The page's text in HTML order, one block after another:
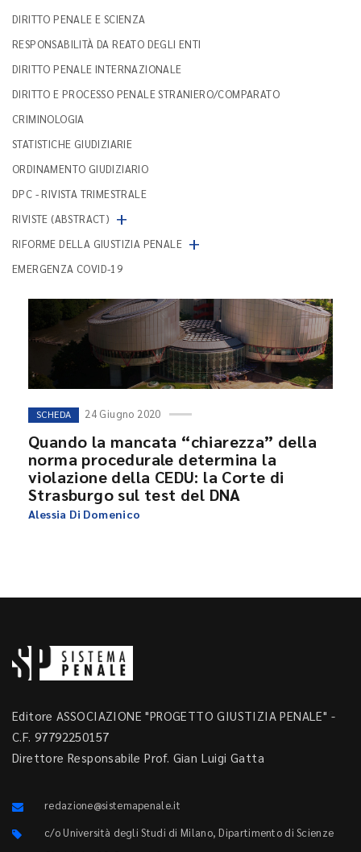
DIRITTO PENALE E SCIENZA
RESPONSABILITÀ DA REATO DEGLI ENTI
DIRITTO PENALE INTERNAZIONALE
DIRITTO E PROCESSO PENALE STRANIERO/COMPARATO
CRIMINOLOGIA
STATISTICHE GIUDIZIARIE
ORDINAMENTO GIUDIZIARIO
DPC - RIVISTA TRIMESTRALE
RIVISTE (ABSTRACT) +
RIFORME DELLA GIUSTIZIA PENALE +
EMERGENZA COVID-19
SCHEDA 24 Giugno 2020
Quando la mancata “chiarezza” della
norma procedurale determina la
violazione della CEDU: la Corte di
Strasburgo sul test del DNA
Alessia Di Domenico
Editore ASSOCIAZIONE "PROGETTO GIUSTIZIA PENALE" -
C.F. 97792250157
Direttore Responsabile Prof. Gian Luigi Gatta
redazione@sistemapenale.it
c/o Università degli Studi di Milano, Dipartimento di Scienze